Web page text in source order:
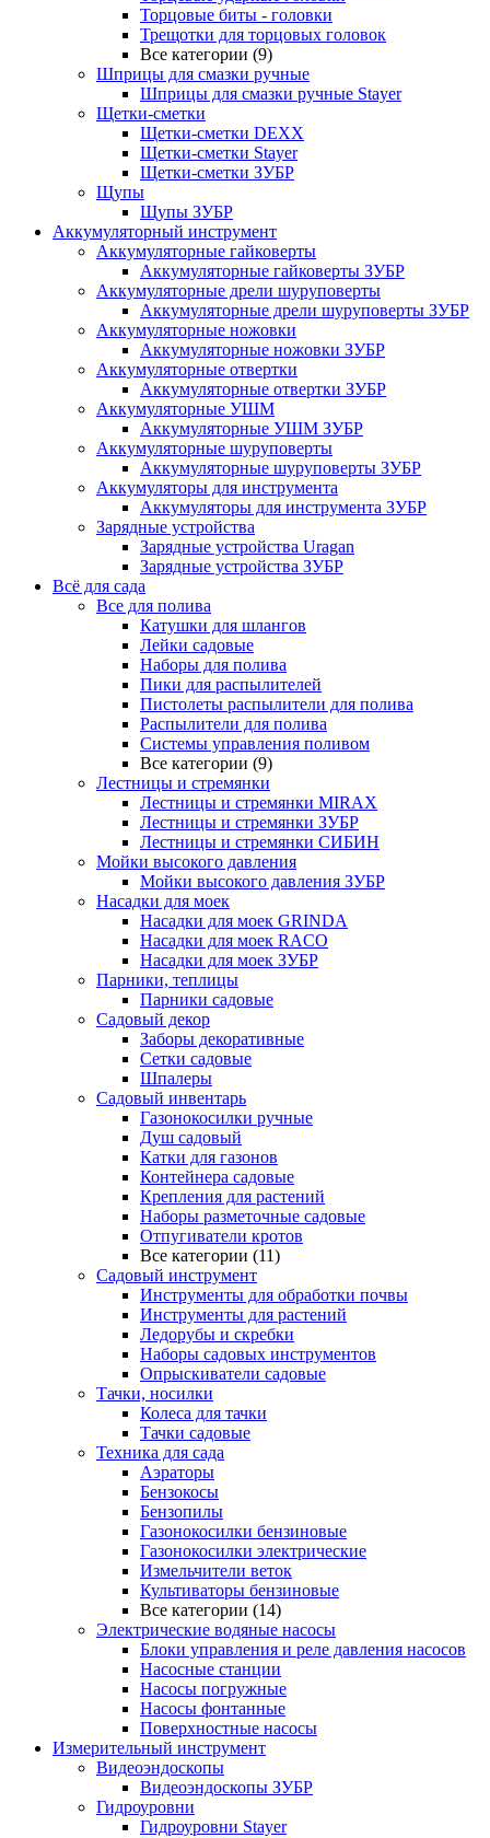
Торцовые биты - головки
Трещотки для торцовых головок
Все категории (9)
Шприцы для смазки ручные
Шприцы для смазки ручные Stayer
Щетки-сметки
Щетки-сметки DEXX
Щетки-сметки Stayer
Щетки-сметки ЗУБР
Щупы
Щупы ЗУБР
Аккумуляторный инструмент
Аккумуляторные гайковерты
Аккумуляторные гайковерты ЗУБР
Аккумуляторные дрели шуруповерты
Аккумуляторные дрели шуруповерты ЗУБР
Аккумуляторные ножовки
Аккумуляторные ножовки ЗУБР
Аккумуляторные отвертки
Аккумуляторные отвертки ЗУБР
Аккумуляторные УШМ
Аккумуляторные УШМ ЗУБР
Аккумуляторные шуруповерты
Аккумуляторные шуруповерты ЗУБР
Аккумуляторы для инструмента
Аккумуляторы для инструмента ЗУБР
Зарядные устройства
Зарядные устройства Uragan
Зарядные устройства ЗУБР
Всё для сада
Все для полива
Катушки для шлангов
Лейки садовые
Наборы для полива
Пики для распылителей
Пистолеты распылители для полива
Распылители для полива
Системы управления поливом
Все категории (9)
Лестницы и стремянки
Лестницы и стремянки MIRAX
Лестницы и стремянки ЗУБР
Лестницы и стремянки СИБИН
Мойки высокого давления
Мойки высокого давления ЗУБР
Насадки для моек
Насадки для моек GRINDA
Насадки для моек RACO
Насадки для моек ЗУБР
Парники, теплицы
Парники садовые
Садовый декор
Заборы декоративные
Сетки садовые
Шпалеры
Садовый инвентарь
Газонокосилки ручные
Душ садовый
Катки для газонов
Контейнера садовые
Крепления для растений
Наборы разметочные садовые
Отпугиватели кротов
Все категории (11)
Садовый инструмент
Инструменты для обработки почвы
Инструменты для растений
Ледорубы и скребки
Наборы садовых инструментов
Опрыскиватели садовые
Тачки, носилки
Колеса для тачки
Тачки садовые
Техника для сада
Аэраторы
Бензокосы
Бензопилы
Газонокосилки бензиновые
Газонокосилки электрические
Измельчители веток
Культиваторы бензиновые
Все категории (14)
Электрические водяные насосы
Блоки управления и реле давления насосов
Насосные станции
Насосы погружные
Насосы фонтанные
Поверхностные насосы
Измерительный инструмент
Видеоэндоскопы
Видеоэндоскопы ЗУБР
Гидроуровни
Гидроуровни Stayer